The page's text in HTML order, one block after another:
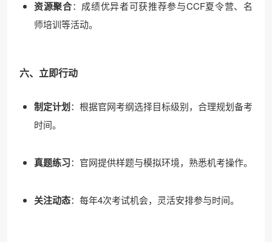
资源聚合：成绩优异者可获推荐参与CCF夏令营、名
师培训等活动。
六、立即行动
制定计划：根据官网考纲选择目标级别，合理规划备考
时间。
真题练习：官网提供样题与模拟环境，熟悉机考操作。
关注动态：每年4次考试机会，灵活安排参与时间。